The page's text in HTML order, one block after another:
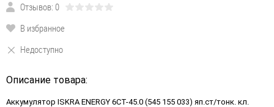
Отзывов: 0
В избранное
Недоступно
Описание товара:
Аккумулятор ISKRA ENERGY 6СТ-45.0 (545 155 033) яп.ст/тонк. кл.